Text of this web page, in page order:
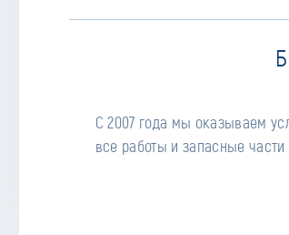
С 2007 года мы оказываем
все работы и запасные части